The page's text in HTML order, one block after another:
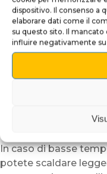
dispositivo. Il consenso a
elaborare dati come il
su questo sito. Il mancato
influire negativamente
Una superficie pulita
uniforme e duraturo.
Posizionate quindi il
per verificare
Grazie alla sua
il plexiglass adesivo
Per facilitare
consigliamo di
In caso di basse
potete scaldare